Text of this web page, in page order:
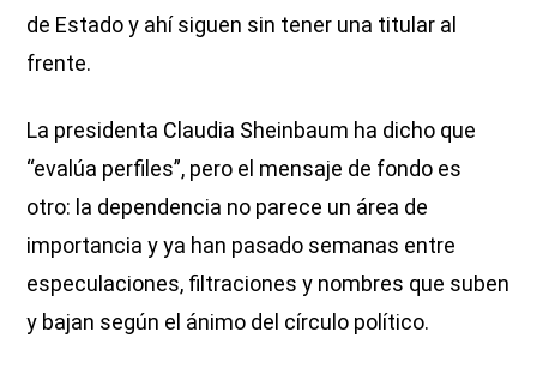
de Estado y ahí siguen sin tener una titular al
frente.
La presidenta Claudia Sheinbaum ha dicho que
“evalúa perfiles”, pero el mensaje de fondo es
otro: la dependencia no parece un área de
importancia y ya han pasado semanas entre
especulaciones, filtraciones y nombres que suben
y bajan según el ánimo del círculo político.